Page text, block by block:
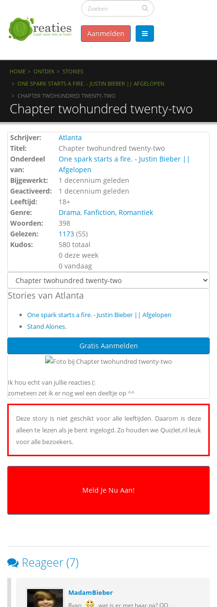
Aanmelden
HOME ONTDEK
STORIES
ONE SPARK STARTS A FIRE. - JUSTIN BIEBER || AFGELOPEN
CHAPTER TWOHUNDRED TWENTY-TWO
Chapter twohundred twenty-two
Schrijver:
Atlanta
Titel:
Chapter twohundred twenty-two
Onderdeel
van:
One spark starts a fire. - Justin Bieber ||
Afgelopen
Bijgewerkt:
1 decennium geleden
Geactiveerd:
1 decennium geleden
Leeftijd:
18+
Genre:
Drama, Fanfiction, Romantiek
Woorden:
398
Gelezen:
1173 (55)
Kudos:
580 totaal
0 deze week
0 vandaag
Stories van Atlanta
One spark starts a fire. - Justin Bieber || Afgelopen
Stand Alones.
Gratis Aanmelden
Ik hou echt van jullie reacties (:
zometeen zet ik er nog wel een deeltje op ^^
Deze story is niet geschikt voor alle leeftijden. Daarom is deze
alleen te lezen als je bent ingelogd. Zo houden we Quizlet.nl leuk
voor alle bezoekers.
Reageer (7)
MadamBieber
Ryan wat is er met haar pa? OO